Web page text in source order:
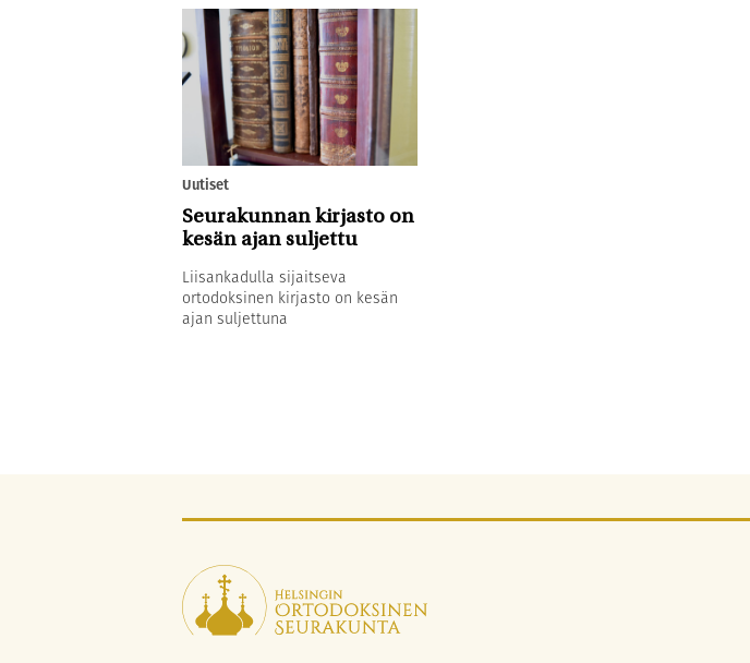
Uutiset
Seurakunnan kirjasto on
kesän ajan suljettu
Liisankadulla sijaitseva
ortodoksinen kirjasto on kesän
ajan suljettuna